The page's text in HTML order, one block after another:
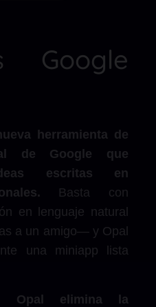
Google
herramienta de
de Google que
escritas en
Basta con
en lenguaje natural
a un amigo— y Opal
una miniapp lista
Opal elimina la